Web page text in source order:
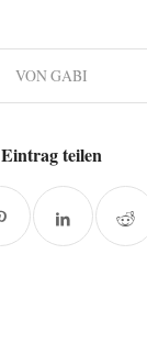
VONGABI
Eintrag teilen